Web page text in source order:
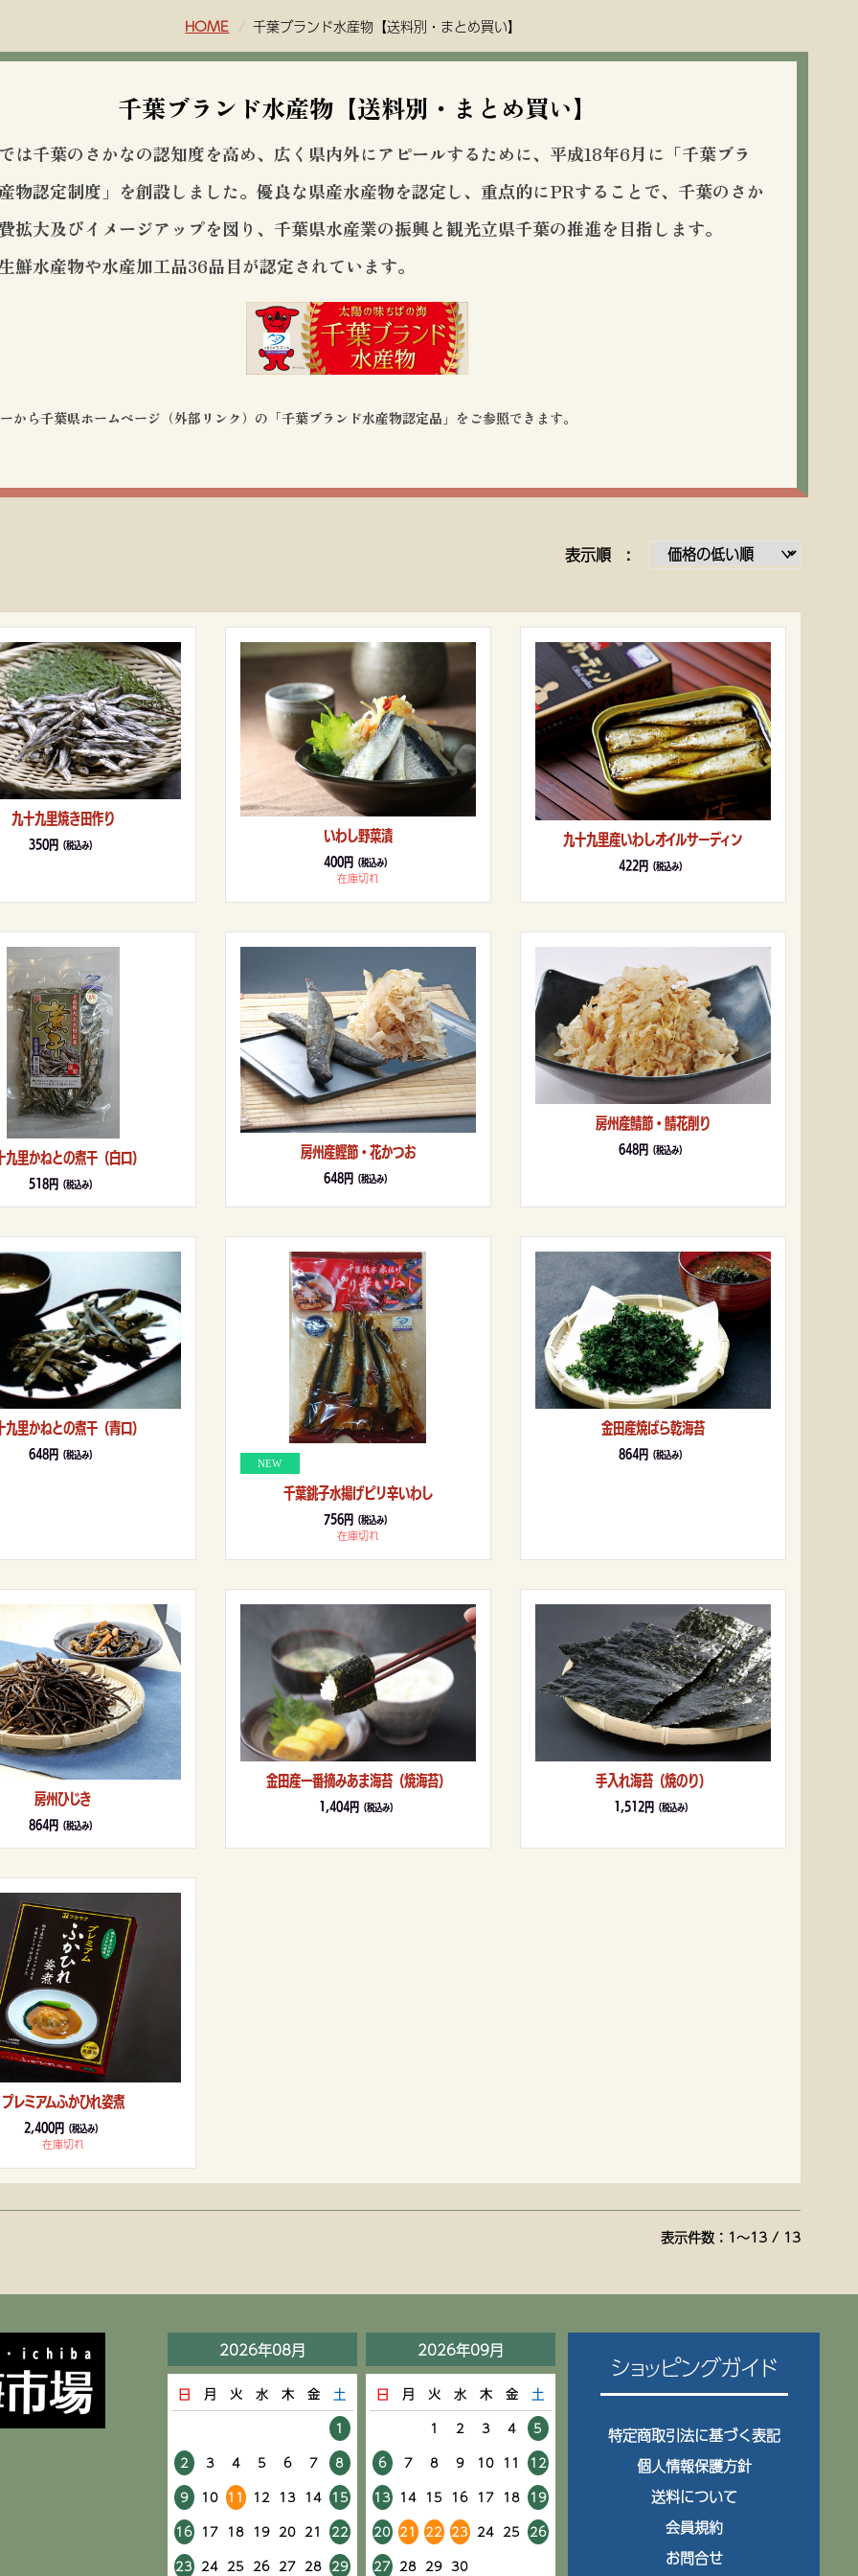
HOME 千葉ブランド水産物【送料別・まとめ買い】
千葉ブランド水産物【送料別・まとめ買い】
は千葉のさかなの認知度を高め、広く県内外にアピールするために、平成18年6月に「千葉ブラ
物認定制度」を創設しました。優良な県産水産物を認定し、重点的にPRすることで、千葉のさか
拡大及びイメージアップを図り、千葉県水産業の振興と観光立県千葉の推進を目指します。
鮮水産物や水産加工品36品目が認定されています。
から千葉県ホームページ（外部リンク）の「千葉ブランド水産物認定品」をご参照できます。
表示順 :
九十九里焼き田作り
350円 （税込み）
いわし野菜漬
400円 （税込み）
在庫切れ
九十九里産いわしオイルサーディン
422円 （税込み）
九里かねとの煮干（白口）
518円 （税込み）
房州産鰹節・花かつお
648円 （税込み）
房州産鯖節・鯖花削り
648円 （税込み）
九里かねとの煮干（青口）
648円 （税込み）
千葉銚子水揚げピリ辛いわし
756円 （税込み）
在庫切れ
金田産焼ばら乾海苔
864円 （税込み）
房州ひじき
864円 （税込み）
金田産一番摘みあま海苔（焼海苔）
1,404円 （税込み）
手入れ海苔（焼のり）
1,512円 （税込み）
プレミアムふかひれ姿煮
2,400円 （税込み）
在庫切れ
表示件数：1～13 / 13
2026年08月
日 月 火 水 木 金
土
1
2
3 4 5 6 7
8
9
10 11 12 13 14 15
16 17 18 19 20 21
22
23 24 25 26 27 28 29
2026年09月
日 月 火 水 木 金
土
1
2 3 4
5
6
7 8 9 10 11
12
13 14 15 16 17 18 19
20 21 22 23 24 25 26
27 28 29 30
ショッピングガイド
特定商取引法に基づく表記
個人情報保護方針
送料について
会員規約
お問合せ